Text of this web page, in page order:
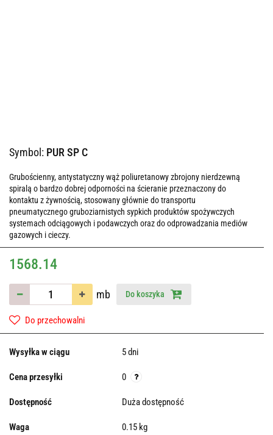
Symbol: PUR SP C
Grubościenny, antystatyczny wąż poliuretanowy zbrojony nierdzewną
spiralą o bardzo dobrej odporności na ścieranie przeznaczony do
kontaktu z żywnością, stosowany głównie do transportu
pneumatycznego gruboziarnistych sypkich produktów spożywczych
systemach odciągowych i podawczych oraz do odprowadzania mediów
gazowych i cieczy.
1568.14
mb Do koszyka
Do przechowalni
Wysyłka w ciągu 5 dni
Cena przesyłki 0
Dostępność Duża dostępność
Waga 0.15 kg